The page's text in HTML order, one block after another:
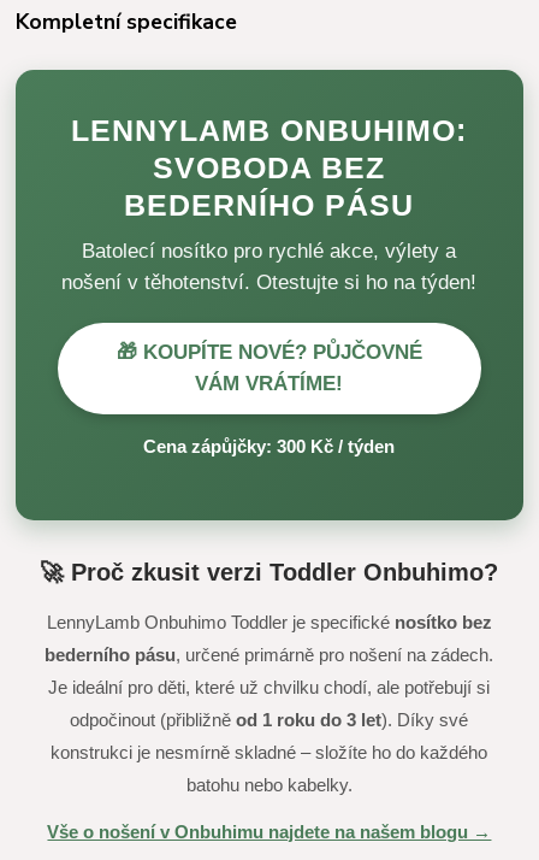
Kompletní specifikace
LENNYLAMB ONBUHIMO:
SVOBODA BEZ
BEDERNÍHO PÁSU
Batolecí nosítko pro rychlé akce, výlety a
nošení v těhotenství. Otestujte si ho na týden!
🎁 KOUPÍTE NOVÉ? PŮJČOVNÉ
VÁM VRÁTÍME!
Cena zápůjčky: 300 Kč / týden
🚀 Proč zkusit verzi Toddler Onbuhimo?
LennyLamb Onbuhimo Toddler je specifické nosítko bez
bederního pásu, určené primárně pro nošení na zádech.
Je ideální pro děti, které už chvilku chodí, ale potřebují si
odpočinout (přibližněod 1 roku do 3 let). Díky své
konstrukci je nesmírně skladné – složíte ho do každého
batohu nebo kabelky.
Vše o nošení v Onbuhimu najdete na našem blogu →